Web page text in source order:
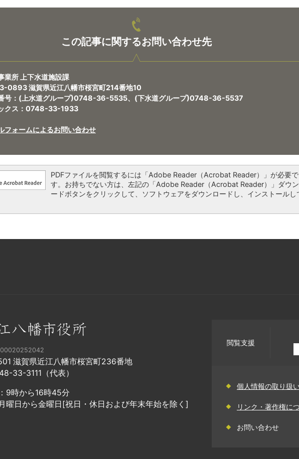
この記事に関するお問い合わせ先
業所 上下水道施設課
0893 滋賀県近江八幡市桜宮町214番地10
号：(上水道グループ)0748-36-5535、(下水道グループ)0748-36-5537
クス：0748-33-1933
フォームによるお問い合わせ
PDFファイルを閲覧するには「Adobe Reader（Acrobat Reader）」が必要で
す。お持ちでない方は、左記の「Adobe Reader（Acrobat Reader）」ダウ
ードボタンをクリックして、ソフトウェアをダウンロードし、インストールし
滋賀県近江八幡市桜宮町236番地
33-3111（代表）
9時から16時45分
曜日から金曜日[祝日・休日および年末年始を除く]
閲覧支援
個人情報の取り扱
リンク・著作権に
お問い合わせ